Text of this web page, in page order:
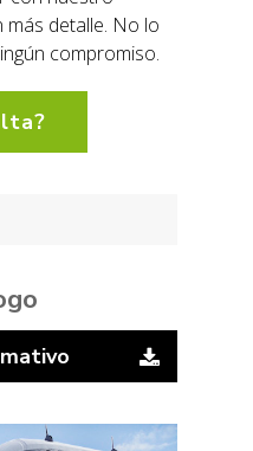
detalle. No lo
compromiso.